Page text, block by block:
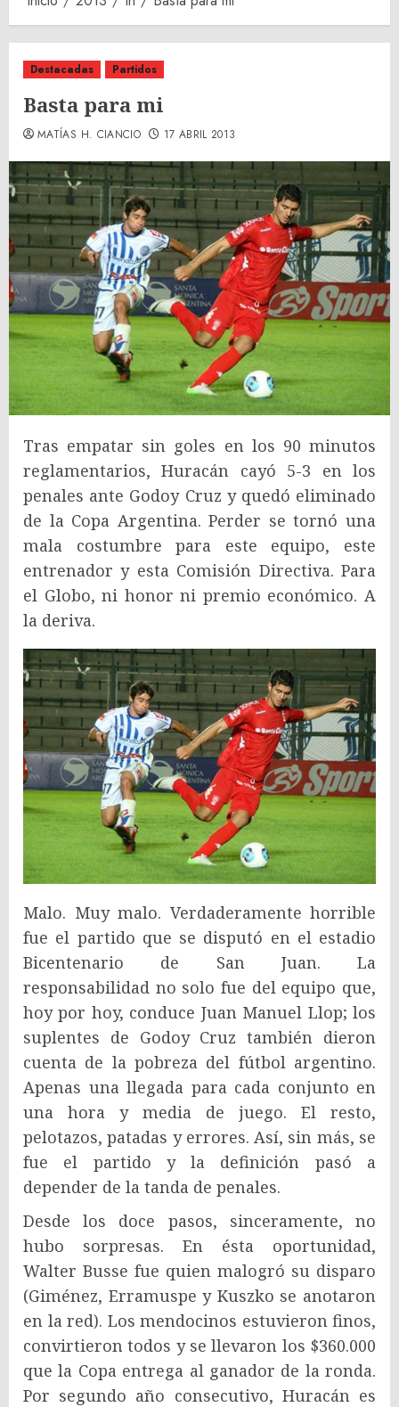
Destacadas Partidos
Basta para mi
MATÍAS H. CIANCIO 17 ABRIL 2013
Tras empatar sin goles en los 90 minutos
reglamentarios, Huracán cayó 5-3 en los
penales ante Godoy Cruz y quedó eliminado
de la Copa Argentina. Perder se tornó una
mala costumbre para este equipo, este
entrenador y esta Comisión Directiva. Para
el Globo, ni honor ni premio económico. A
la deriva.
Malo. Muy malo. Verdaderamente horrible
fue el partido que se disputó en el estadio
Bicentenario de San Juan. La
responsabilidad no solo fue del equipo que,
hoy por hoy, conduce Juan Manuel Llop; los
suplentes de Godoy Cruz también dieron
cuenta de la pobreza del fútbol argentino.
Apenas una llegada para cada conjunto en
una hora y media de juego. El resto,
pelotazos, patadas y errores. Así, sin más, se
fue el partido y la definición pasó a
depender de la tanda de penales.
Desde los doce pasos, sinceramente, no
hubo sorpresas. En ésta oportunidad,
Walter Busse fue quien malogró su disparo
(Giménez, Erramuspe y Kuszko se anotaron
en la red). Los mendocinos estuvieron finos,
convirtieron todos y se llevaron los $360.000
que la Copa entrega al ganador de la ronda.
Por segundo año consecutivo, Huracán es